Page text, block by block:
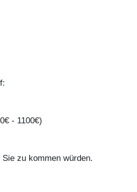
- 1100€)
zu kommen würden.